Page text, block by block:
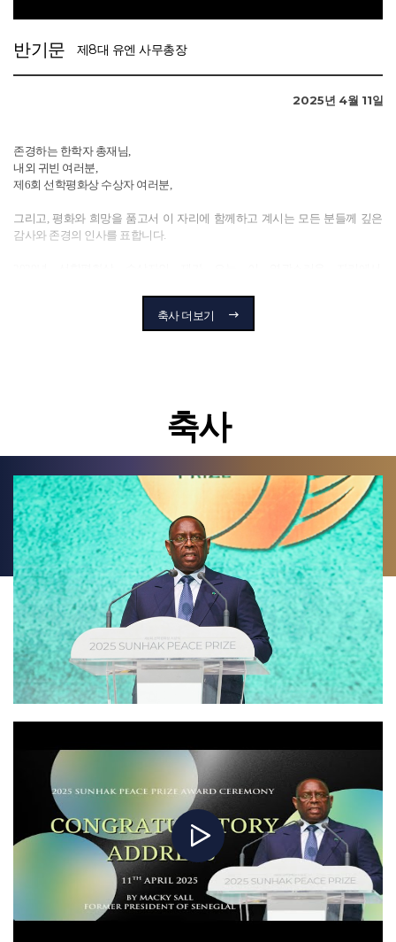
반기문 제8대 유엔 사무총장
2025년 4월 11일
존경하는 한학자 총재님,
내외 귀빈 여러분,
제6회 선학평화상 수상자 여러분,
그리고, 평화와 희망을 품고서 이 자리에 함께하고 계시는 모든 분들께 깊은
감사와 존경의 인사를 표합니다.
완지라 마타이(Wanjira Mathai) 그린벨트 운동 이사장님은 아프리카의 토지
복원을 통해 지속 가능한 환경을 구축하는데 기여하셨습니다.
휴 에반스(Hugh Evans) 글로벌 시티즌 대표님은 빈곤과 불평등 해소를 위한
글로벌 캠페인을 통해 변화를 이끌어 내셨습니다.
그리고, 패트릭 아우아 (Patrick Awuah) 가나 아시시 대학 총장님은 윤리적
리더십과 첨단 IT 교육을 통해 아프리카 청년들에게 새로운 미래의 문을
열어주셨습니다.
또한, 설립자 특별 공로상을 수상하시는 굿럭 조나단 (Goodluck Jonathan) 전
나이지리아 대통령님은 아프리카 민주주의 발전에 크게 기여하셨습니다.
사무엘 하데베 (Samuel Radebe) 선지자님은 종교적 화합과 영적 운동을 통해
인류 공동체의 평화를 증진하고 계십니다.
오늘 수상하시는 모든 분들의 헌신적인 삶은 ‘세계시민 정신’의 생생한 모범
사례입니다.
그런 의미에서, 지난 10년 동안 의인들을 발굴하여 격려해 주시고, 국제적으로
연대시켜 주신 설립자 한학자 총재님의 높은 식견과 통찰력에 대해, 진심으로
감사의 말씀을 드립니다.
한 총재님께서는‘인류 한 가족 평화세계의 실현’을 공고히 하기 위해
선학평화상을 설립하셨습니다.
특히, 이 상(賞)은 한 총재님께서 수많은 도전과 어려움을 극복하시면서,
국가와 인종, 종교와 문화를 초월하여 인류의 항구적 평화와 복지, 번영을
위해, 2013년에 소중한 결정을 내려주신 덕분에 설립될 수 있었습니다.
축사 더보기
축사